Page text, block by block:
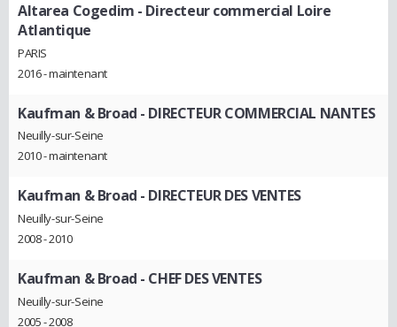
Altarea Cogedim - Directeur commercial Loire
Atlantique
PARIS
2016 - maintenant
Kaufman & Broad - DIRECTEUR COMMERCIAL NANTES
Neuilly-sur-Seine
2010 - maintenant
Kaufman & Broad - DIRECTEUR DES VENTES
Neuilly-sur-Seine
2008 - 2010
Kaufman & Broad - CHEF DES VENTES
Neuilly-sur-Seine
2005 - 2008